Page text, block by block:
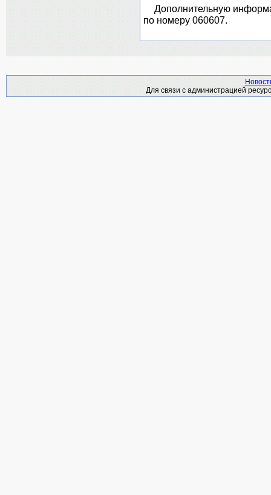
Дополнительную
по номеру 060607.
Для связи с администрацией